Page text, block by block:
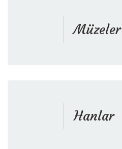
Müzeler
Hanlar